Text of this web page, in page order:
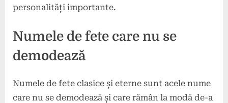
personalități importante.
Numele de fete care nu se
demodează
Numele de fete clasice și eterne sunt acele nume
care nu se demodează și care rămân la modă de-a